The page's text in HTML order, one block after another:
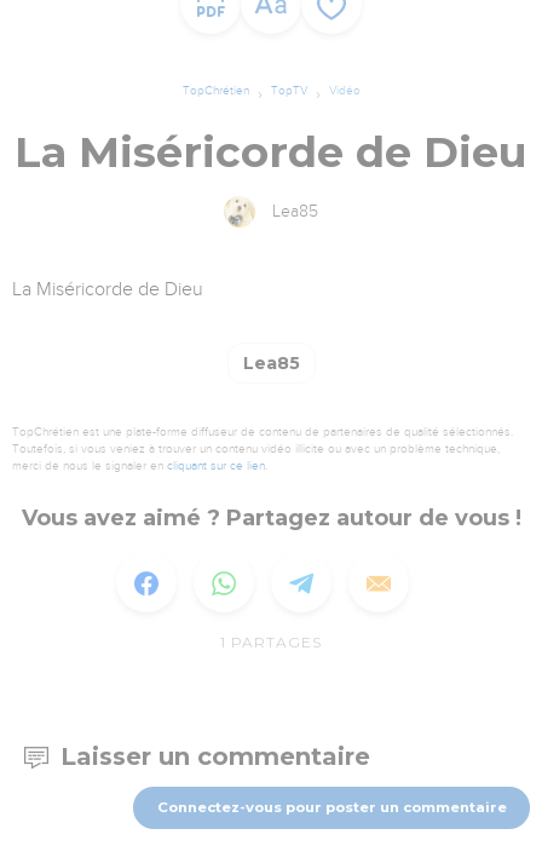
TopChrétien TopTV Vidéo
La Miséricorde de Dieu
Lea85
La Miséricorde de Dieu
Lea85
TopChrétien est une plate-forme diffuseur de contenu de partenaires de qualité sélectionnés.
Toutefois, si vous veniez à trouver un contenu vidéo illicite ou avec un problème technique,
merci de nous le signaler en cliquant sur ce lien.
Vous avez aimé ? Partagez autour de vous !
1 PARTAGES
Laisser un commentaire
Connectez-vous pour poster un commentaire